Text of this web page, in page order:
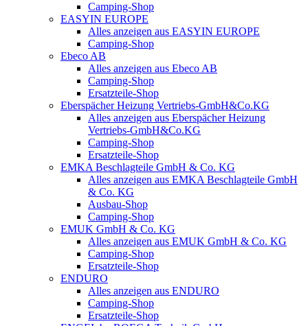
Camping-Shop
EASYIN EUROPE
Alles anzeigen aus EASYIN EUROPE
Camping-Shop
Ebeco AB
Alles anzeigen aus Ebeco AB
Camping-Shop
Ersatzteile-Shop
Eberspächer Heizung Vertriebs-GmbH&Co.KG
Alles anzeigen aus Eberspächer Heizung
Vertriebs-GmbH&Co.KG
Camping-Shop
Ersatzteile-Shop
EMKA Beschlagteile GmbH & Co. KG
Alles anzeigen aus EMKA Beschlagteile GmbH
& Co. KG
Ausbau-Shop
Camping-Shop
EMUK GmbH & Co. KG
Alles anzeigen aus EMUK GmbH & Co. KG
Camping-Shop
Ersatzteile-Shop
ENDURO
Alles anzeigen aus ENDURO
Camping-Shop
Ersatzteile-Shop